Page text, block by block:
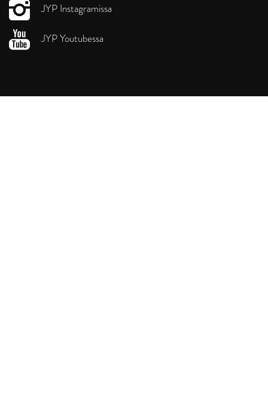
JYP Instagramissa
JYP Youtubessa